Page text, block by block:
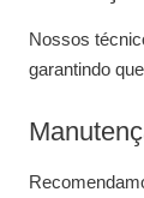
Nossos
garantindo